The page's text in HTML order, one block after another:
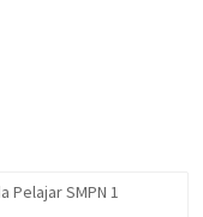
Pelajar SMPN 1